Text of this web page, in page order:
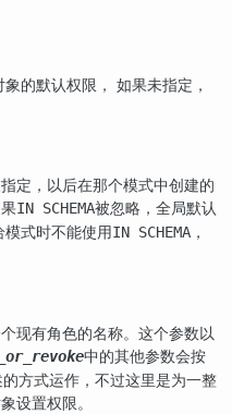
的默认权限， 如果未指定，
定，以后在那个模式中创建的
IN SCHEMA被忽略，全局默认
式时不能使用IN SCHEMA ，
现有角色的名称。这个参数以
中的其他参数会按
方式运作，不过这里是为一整
设置权限。